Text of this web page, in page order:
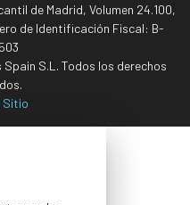
de Madrid, Volumen 24.100,
de Identificación Fiscal: B-
S.L. Todos los derechos
Sitio